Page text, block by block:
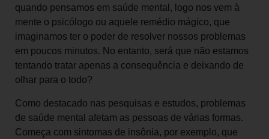
quando pensamos em saúde mental, logo nos vem à
mente o psicólogo ou aquele remédio mágico, que
imaginamos ter o poder de resolver nossos problemas
em poucos minutos. No entanto, será que não estamos
tentando tratar apenas a consequência e deixando de
olhar para o todo?
Como destacado nas pesquisas e estudos, problemas
de saúde mental afetam as pessoas de várias formas.
Começa com sintomas de insônia, por exemplo, que